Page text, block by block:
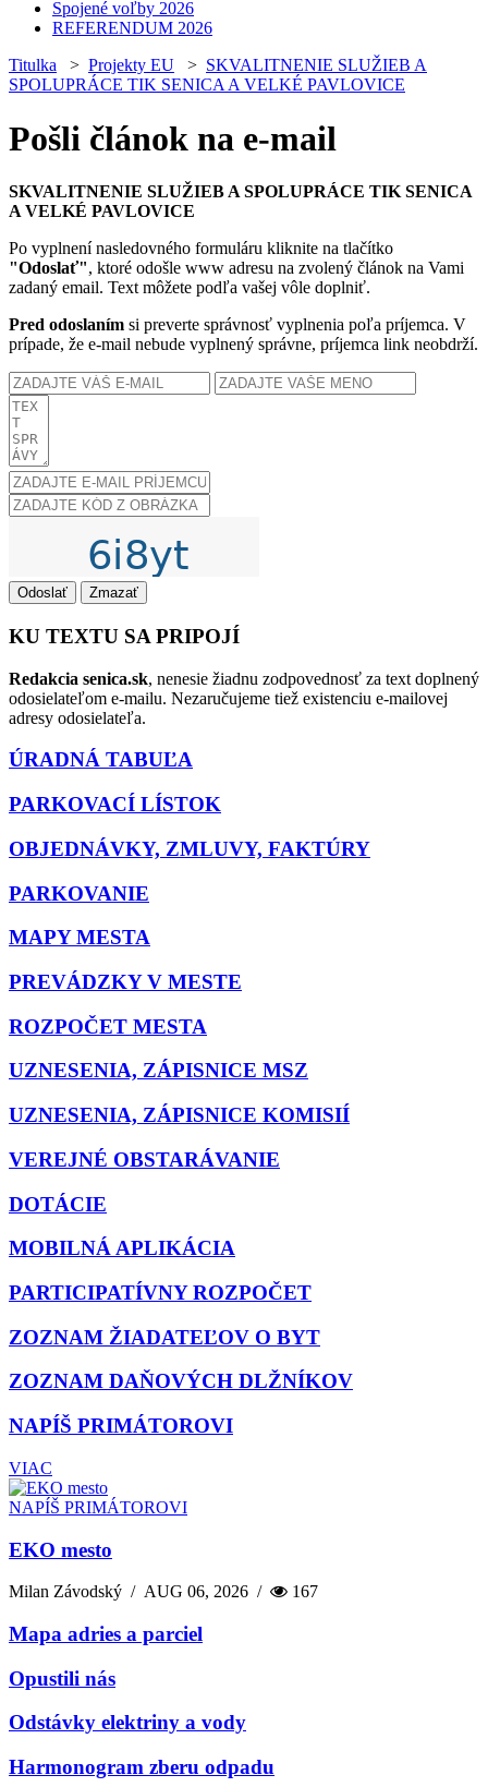
Spojené voľby 2026
REFERENDUM 2026
Titulka > Projekty EU > SKVALITNENIE SLUŽIEB A
SPOLUPRÁCE TIK SENICA A VELKÉ PAVLOVICE
Pošli článok na e-mail
SKVALITNENIE SLUŽIEB A SPOLUPRÁCE TIK SENICA
A VELKÉ PAVLOVICE
Po vyplnení nasledovného formuláru kliknite na tlačítko
"Odoslať", ktoré odošle www adresu na zvolený článok na Vami
zadaný email. Text môžete podľa vašej vôle doplniť.
Pred odoslaním si preverte správnosť vyplnenia poľa príjemca. V
prípade, že e-mail nebude vyplnený správne, príjemca link neobdrží.
Odoslať Zmazať
KU TEXTU SA PRIPOJÍ
Redakcia senica.sk, nenesie žiadnu zodpovednosť za text doplnený
odosielateľom e-mailu. Nezaručujeme tiež existenciu e-mailovej
adresy odosielateľa.
ÚRADNÁ TABUĽA
PARKOVACÍ LÍSTOK
OBJEDNÁVKY, ZMLUVY, FAKTÚRY
PARKOVANIE
MAPY MESTA
PREVÁDZKY V MESTE
ROZPOČET MESTA
UZNESENIA, ZÁPISNICE MSZ
UZNESENIA, ZÁPISNICE KOMISIÍ
VEREJNÉ OBSTARÁVANIE
DOTÁCIE
MOBILNÁ APLIKÁCIA
PARTICIPATÍVNY ROZPOČET
ZOZNAM ŽIADATEĽOV O BYT
ZOZNAM DAŇOVÝCH DLŽNÍKOV
NAPÍŠ PRIMÁTOROVI
VIAC
NAPÍŠ PRIMÁTOROVI
EKO mesto
Milan Závodský /AUG 06, 2026 / 167
Mapa adries a parciel
Opustili nás
Odstávky elektriny a vody
Harmonogram zberu odpadu